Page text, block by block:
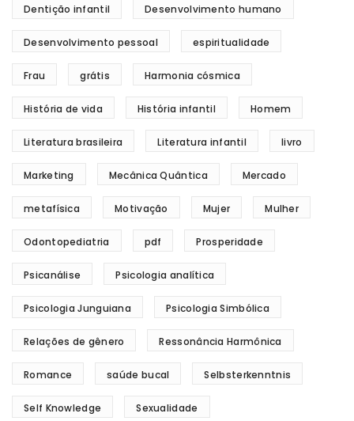
Dentição infantil Desenvolvimento humano
Desenvolvimento pessoal espiritualidade
Frau grátis Harmonia cósmica
História de vida História infantil Homem
Literatura brasileira Literatura infantil livro
Marketing Mecânica Quântica Mercado
metafísica Motivação Mujer Mulher
Odontopediatria pdf Prosperidade
Psicanálise Psicologia analítica
Psicologia Junguiana Psicologia Simbólica
Relações de gênero Ressonância Harmônica
Romance saúde bucal Selbsterkenntnis
Self Knowledge Sexualidade